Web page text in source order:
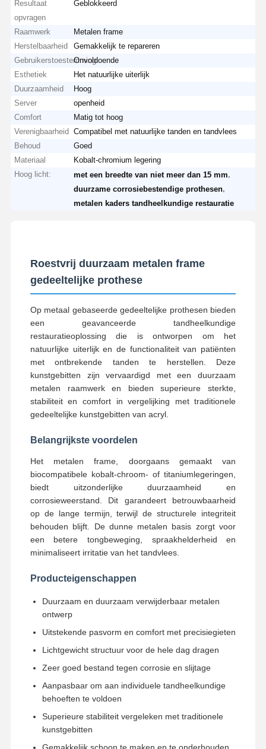
Thuis Producten Over Ons Fabrieksreis
Resultaat
opvragen
Geblokkeerd
Raamwerk
Metalen frame
Herstelbaarheid
Gemakkelijk te repareren
GebruikerstoestemmingOnvoldoende
Esthetiek
Het natuurlijke uiterlijk
Duurzaamheid
Hoog
Server
openheid
Comfort
Matig tot hoog
Verenigbaarheid
Compatibel met natuurlijke tanden en tandvlees
Behoud
Goed
Materiaal
Kobalt-chromium legering
Hoog licht:
met een breedte van niet meer dan 15 mm
duurzame corrosiebestendige prothesen
metalen kaders tandheelkundige restauratie
Roestvrij duurzaam metalen frame
gedeeltelijke prothese
Op metaal gebaseerde gedeeltelijke prothesen bieden
een geavanceerde tandheelkundige
restauratieoplossing die is ontworpen om het
natuurlijke uiterlijk en de functionaliteit van patiënten
met ontbrekende tanden te herstellen. Deze
kunstgebitten zijn vervaardigd met een duurzaam
metalen raamwerk en bieden superieure sterkte,
stabiliteit en comfort in vergelijking met traditionele
gedeeltelijke kunstgebitten van acryl.
Belangrijkste voordelen
Het metalen frame, doorgaans gemaakt van
biocompatibele kobalt-chroom- of titaniumlegeringen,
biedt uitzonderlijke duurzaamheid en
corrosieweerstand. Dit garandeert betrouwbaarheid
op de lange termijn, terwijl de structurele integriteit
behouden blijft. De dunne metalen basis zorgt voor
een betere tongbeweging, spraakhelderheid en
minimaliseert irritatie van het tandvlees.
Producteigenschappen
Duurzaam en duurzaam verwijderbaar metalen
ontwerp
Uitstekende pasvorm en comfort met precisiegieten
Lichtgewicht structuur voor de hele dag dragen
Zeer goed bestand tegen corrosie en slijtage
Aanpasbaar om aan individuele tandheelkundige
behoeften te voldoen
Superieure stabiliteit vergeleken met traditionele
kunstgebitten
Gemakkelijk schoon te maken en te onderhouden